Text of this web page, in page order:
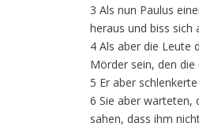
3 Als nun Paulus
heraus und biss sich
4 Als aber die Leute
Mörder sein, den
5 Er aber
6 Sie aber warteten,
sahen, dass ihm